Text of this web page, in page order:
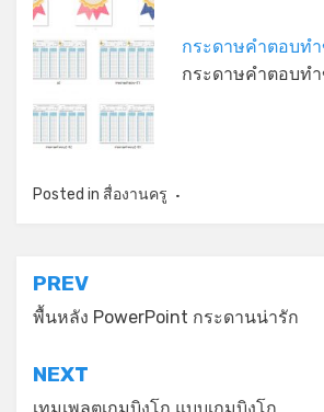
กระดาษคำตอบท
กระดาษคำตอบท
Posted in สื่องานครู
แนะแนว
เรื่อง
PREV
พื้นหลัง PowerPoint กระดานน่ารัก
NEXT
เทมเพลตเกมบิงโก แบบเกมบิงโก